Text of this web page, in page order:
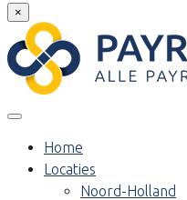
×
Home
Locaties
Noord-Holland